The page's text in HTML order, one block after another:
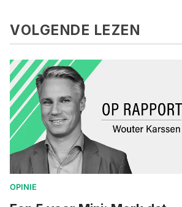
VOLGENDE LEZEN
OPINIE